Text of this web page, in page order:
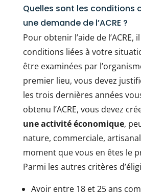
Quelles sont les conditions
une demande de l’ACRE ?
Pour obtenir l’aide de l’ACRE,
conditions liées à votre
être examinées par
premier lieu, vous devez
les trois dernières années
obtenu l’ACRE, vous devez
une activité économique,
nature, commerciale,
moment que vous en êtes le
Parmi les autres critères
Avoir entre 18 et 25 ans